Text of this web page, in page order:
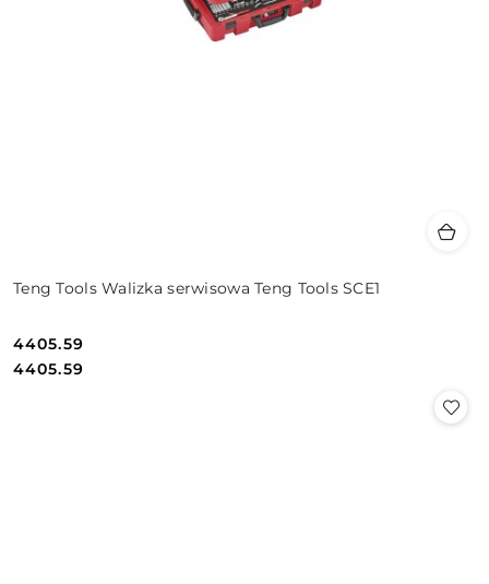
Teng Tools Walizka serwisowa Teng Tools SCE1
Cena:
4405.59
Cena:
4405.59